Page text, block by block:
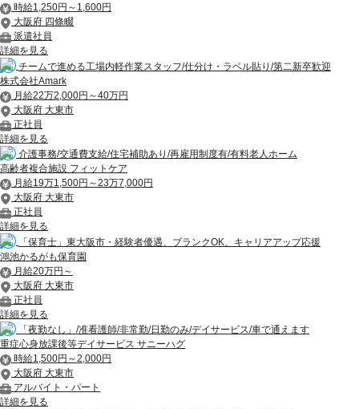
時給1,250円～1,600円
大阪府 四條畷
派遣社員
詳細を見る
チームで進める工場内軽作業スタッフ/仕分け・ラベル貼り/第二新卒歓迎
株式会社Amark
月給22万2,000円～40万円
大阪府 大東市
正社員
詳細を見る
介護事務/交通費支給/住宅補助あり/再雇用制度有/有料老人ホーム
高齢者複合施設 フィットケア
月給19万1,500円～23万7,000円
大阪府 大東市
正社員
詳細を見る
「保育士」東大阪市・経験者優遇、ブランクOK、キャリアアップ応援
鴻池かるがも保育園
月給20万円～
大阪府 大東市
正社員
詳細を見る
「夜勤なし」/准看護師/非常勤/日勤のみ/デイサービス/車で通えます
重症心身放課後等デイサービス サニーハグ
時給1,500円～2,000円
大阪府 大東市
アルバイト・パート
詳細を見る